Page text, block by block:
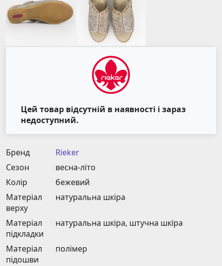
Цей товар відсутній в наявності і зараз
недоступний.
Бренд
Rieker
Сезон
весна-літо
Колір
бежевий
Матеріал
верху
натуральна шкіра
Матеріал
підкладки
натуральна шкіра, штучна шкіра
Матеріал
підошви
полімер